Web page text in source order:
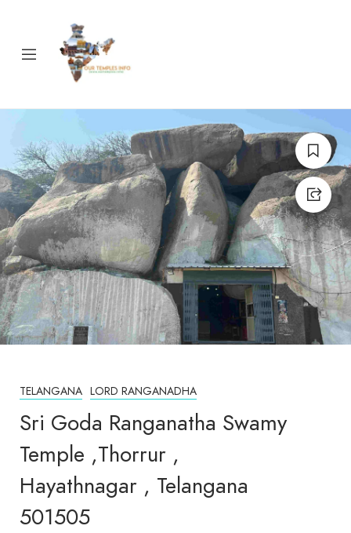
TELANGANA LORD RANGANADHA
Sri Goda Ranganatha Swamy
Temple ,Thorrur ,
Hayathnagar , Telangana
501505